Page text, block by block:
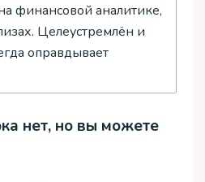
финансовой аналитике,
Целеустремлён и
оправдывает
нет, но вы можете